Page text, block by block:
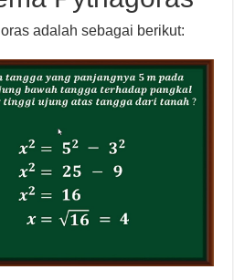
adalah sebagai berikut: